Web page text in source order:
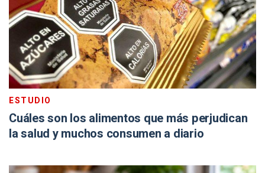
ESTUDIO
Cuáles son los alimentos que más perjudican
la salud y muchos consumen a diario